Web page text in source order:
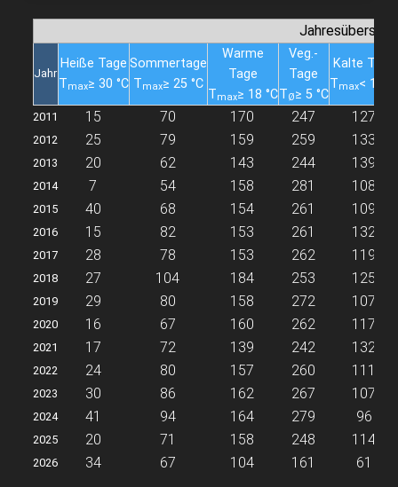
Jahr
Heiße Tage
Tmax≥ 30 °C
Sommertage
Tmax≥ 25 °C
Warme
Tage
Tmax≥ 18 °C
Veg.-
Tage
TØ≥ 5 °C
Kalte Tage
Tmax< 10
2011 15 70 170 247 127
2012 25 79 159 259 133
2013 20 62 143 244 139
2014 7 54 158 281 108
2015 40 68 154 261 109
2016 15 82 153 261 132
2017 28 78 153 262 119
2018 27 104 184 253 125
2019 29 80 158 272 107
2020 16 67 160 262 117
2021 17 72 139 242 132
2022 24 80 157 260 111
2023 30 86 162 267 107
2024 41 94 164 279 96
2025 20 71 158 248 114
2026 34 67 104 161 61